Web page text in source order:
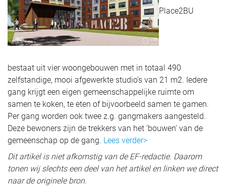
Place2BU
bestaat uit vier woongebouwen met in totaal 490
zelfstandige, mooi afgewerkte studio’s van 21 m2. Iedere
gang krijgt een eigen gemeenschappelijke ruimte om
samen te koken, te eten of bijvoorbeeld samen te gamen.
Per gang worden ook twee z.g. gangmakers aangesteld.
Deze bewoners zijn de trekkers van het ‘bouwen’ van de
gemeenschap op de gang. Lees verder>
Dit artikel is niet afkomstig van de EF-redactie. Daarom
tonen wij slechts een deel van het artikel en linken we direct
naar de originele bron.